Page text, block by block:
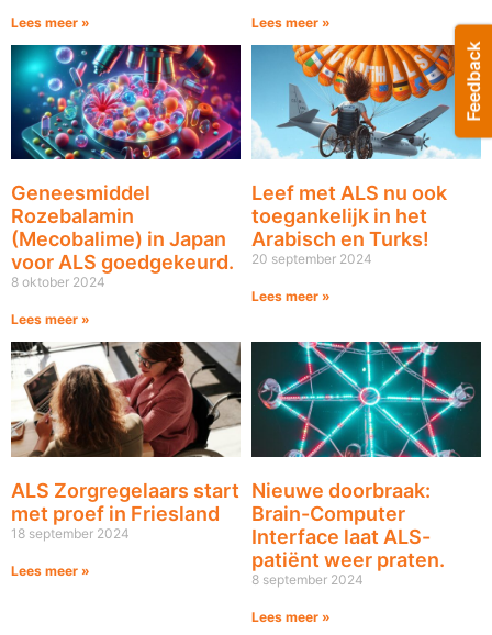
Lees meer » Lees meer »
Geneesmiddel
Rozebalamin
(Mecobalime) in Japan
voor ALS goedgekeurd.
8 oktober 2024
Lees meer »
Leef met ALS nu ook
toegankelijk in het
Arabisch en Turks!
20 september 2024
Lees meer »
ALS Zorgregelaars start
met proef in Friesland
18 september 2024
Lees meer »
Nieuwe doorbraak:
Brain-Computer
Interface laat ALS-
patiënt weer praten.
8 september 2024
Lees meer »